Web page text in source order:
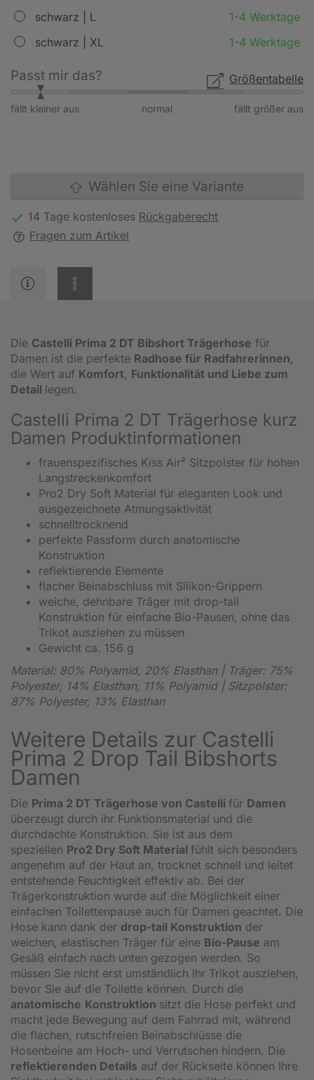
schwarz | L
1-4 Werktage
schwarz | XL
1-4 Werktage
Größentabelle
Passt mir das?
fällt kleiner aus fällt größer aus
normal
Wählen Sie eine Variante
14 Tage kostenloses Rückgaberecht
Fragen zum Artikel
Die Castelli Prima 2 DT Bibshort Trägerhose für
Damen ist die perfekte Radhose für Radfahrerinnen,
die Wert auf Komfort, Funktionalität und Liebe zum
Detail legen.
Castelli Prima 2 DT Trägerhose kurz
Damen Produktinformationen
frauenspezifisches Kiss Air² Sitzpolster für hohen
Langstreckenkomfort
Pro2 Dry Soft Material für eleganten Look und
ausgezeichnete Atmungsaktivität
schnelltrocknend
perfekte Passform durch anatomische
Konstruktion
reflektierende Elemente
flacher Beinabschluss mit Silikon-Grippern
weiche, dehnbare Träger mit drop-tail
Konstruktion für einfache Bio-Pausen, ohne das
Trikot ausziehen zu müssen
Gewicht ca. 156 g
Material: 80% Polyamid, 20% Elasthan | Träger: 75%
Polyester, 14% Elasthan, 11% Polyamid | Sitzpolster:
87% Polyester, 13% Elasthan
Weitere Details zur Castelli
Prima 2 Drop Tail Bibshorts
Damen
Die Prima 2 DT Trägerhose von Castelli für Damen
überzeugt durch ihr Funktionsmaterial und die
durchdachte Konstruktion. Sie ist aus dem
speziellen Pro2 Dry Soft Material fühlt sich besonders
angenehm auf der Haut an, trocknet schnell und leitet
entstehende Feuchtigkeit effektiv ab. Bei der
Trägerkonstruktion wurde auf die Möglichkeit einer
einfachen Toilettenpause auch für Damen geachtet. Die
Hose kann dank der drop-tail Konstruktion der
weichen, elastischen Träger für eine Bio-Pause am
Gesäß einfach nach unten gezogen werden. So
müssen Sie nicht erst umständlich Ihr Trikot ausziehen,
bevor Sie auf die Toilette können. Durch die
anatomische Konstruktion sitzt die Hose perfekt und
macht jede Bewegung auf dem Fahrrad mit, während
die flachen, rutschfreien Beinabschlüsse die
Hosenbeine am Hoch- und Verrutschen hindern. Die
reflektierenden Details auf der Rückseite können Ihre